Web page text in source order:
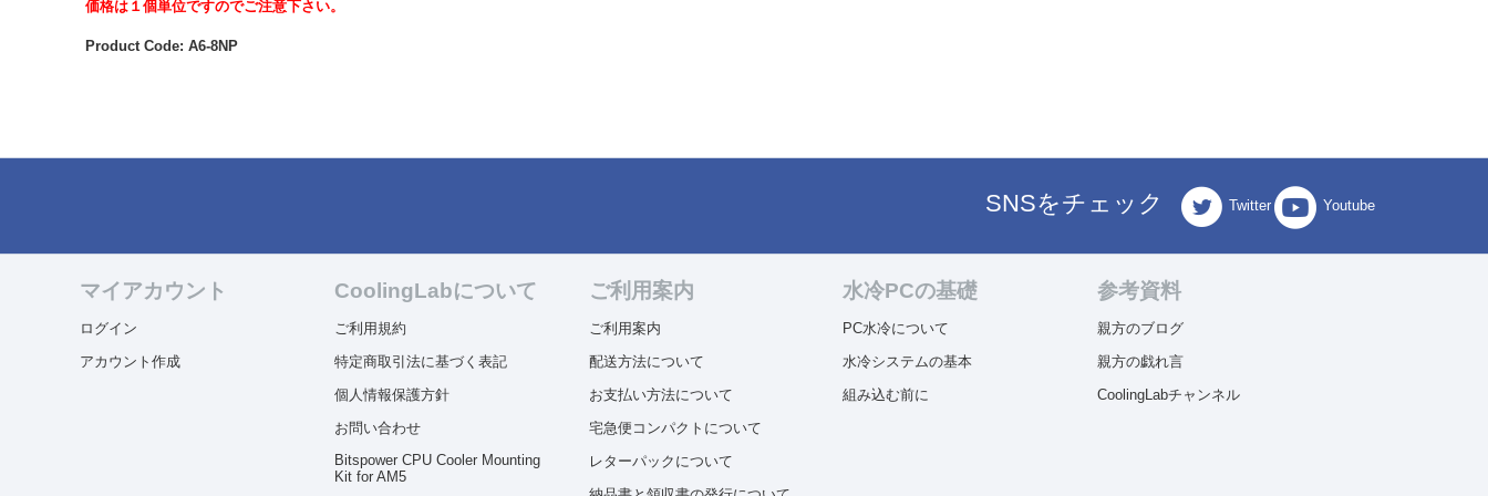
価格は１個単位ですのでご注意下さい。
Product Code: A6-8NP
SNSをチェック Twitter Youtube
マイアカウント
ログイン
アカウント作成
CoolingLabについて
ご利用規約
特定商取引法に基づく表記
個人情報保護方針
お問い合わせ
Bitspower CPU Cooler Mounting
Kit for AM5
ご利用案内
ご利用案内
配送方法について
お支払い方法について
宅急便コンパクトについて
レターパックについて
水冷PCの基礎
PC水冷について
水冷システムの基本
組み込む前に
参考資料
親方のブログ
親方の戯れ言
CoolingLabチャンネル